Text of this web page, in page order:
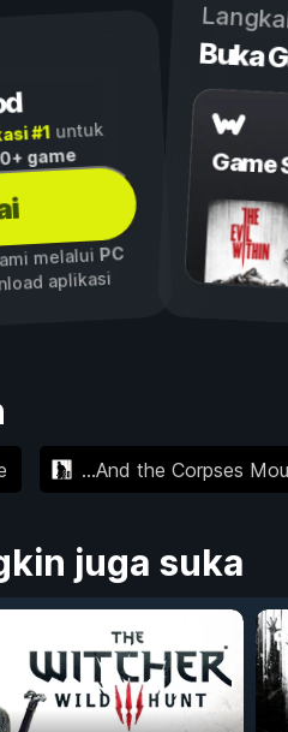
#1untuk
game
melalui PC
aplikasi
Buka
Game
...And the Corpses
juga suka